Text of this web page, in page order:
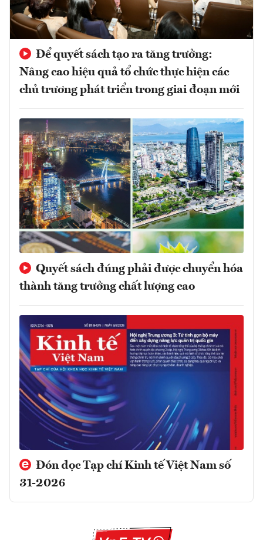
Để quyết sách tạo ra tăng trưởng:
Nâng cao hiệu quả tổ chức thực hiện các
chủ trương phát triển trong giai đoạn mới
Quyết sách đúng phải được chuyển hóa
thành tăng trưởng chất lượng cao
Đón đọc Tạp chí Kinh tế Việt Nam số
31-2026